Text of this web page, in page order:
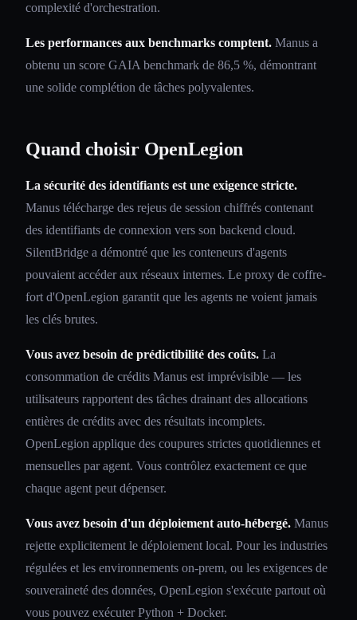
complexité d'orchestration.
Les performances aux benchmarks comptent. Manus a
obtenu un score GAIA benchmark de 86,5 %, démontrant
une solide complétion de tâches polyvalentes.
Quand choisir OpenLegion
La sécurité des identifiants est une exigence stricte.
Manus télécharge des rejeus de session chiffrés contenant
des identifiants de connexion vers son backend cloud.
SilentBridge a démontré que les conteneurs d'agents
pouvaient accéder aux réseaux internes. Le proxy de coffre-
fort d'OpenLegion garantit que les agents ne voient jamais
les clés brutes.
Vous avez besoin de prédictibilité des coûts. La
consommation de crédits Manus est imprévisible — les
utilisateurs rapportent des tâches drainant des allocations
entières de crédits avec des résultats incomplets.
OpenLegion applique des coupures strictes quotidiennes et
mensuelles par agent. Vous contrôlez exactement ce que
chaque agent peut dépenser.
Vous avez besoin d'un déploiement auto-hébergé. Manus
rejette explicitement le déploiement local. Pour les industries
régulées et les environnements on-prem, ou les exigences de
souveraineté des données, OpenLegion s'exécute partout où
vous pouvez exécuter Python + Docker.